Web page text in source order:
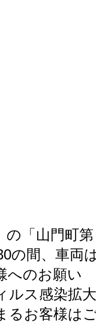
の 「山門町
の間、車両
へのお願い
ルス感染拡
るお客様は